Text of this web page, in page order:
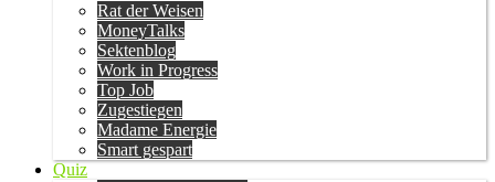
Rat der Weisen
MoneyTalks
Sektenblog
Work in Progress
Top Job
Zugestiegen
Madame Energie
Smart gespart
Quiz